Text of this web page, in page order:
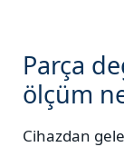
Parça
ölçüm
Cihazdan